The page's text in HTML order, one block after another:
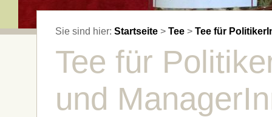
Sie sind hier: Startseite > Tee > Tee für
Tee für
und